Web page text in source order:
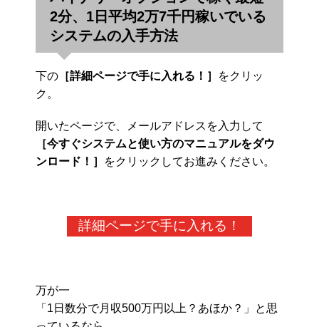
2分、1日平均2万7千円稼いでいる
システムの入手方法
下の ［詳細ページで手に入れる！］
をクリッ
ク。
開いたページで、メールアドレスを入力して
［今すぐシステムと使い方のマニュアルをダウ
ンロード！］
をクリックしてお進みください。
詳細ページで手に入れる！
万が一
「1日数分で月収500万円以上？あほか？」と思